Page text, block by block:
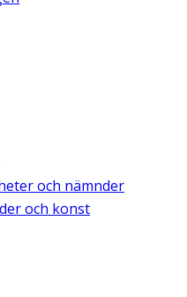
och nämnder
och konst